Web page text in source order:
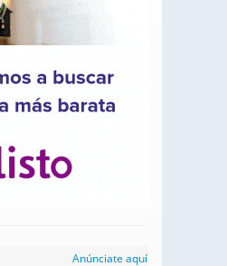
Anúnciate aquí